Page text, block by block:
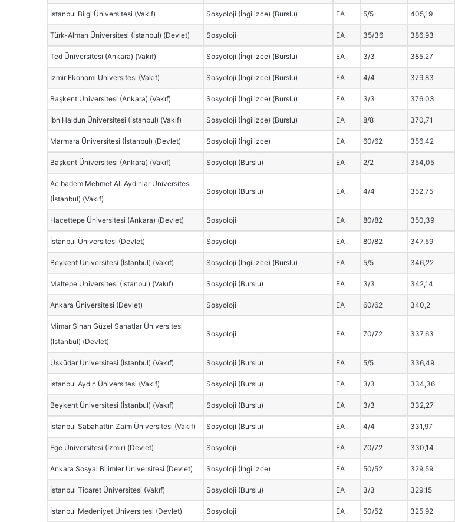
İstanbul Bilgi Üniversitesi (Vakıf) Sosyoloji (İngilizce) (Burslu) EA 5/5 405,19
Türk-Alman Üniversitesi (İstanbul) (Devlet) Sosyoloji EA 35/36 386,93
Ted Üniversitesi (Ankara) (Vakıf) Sosyoloji (İngilizce) (Burslu) EA 3/3 385,27
İzmir Ekonomi Üniversitesi (Vakıf) Sosyoloji (İngilizce) (Burslu) EA 4/4 379,83
Başkent Üniversitesi (Ankara) (Vakıf) Sosyoloji (İngilizce) (Burslu) EA 3/3 376,03
İbn Haldun Üniversitesi (İstanbul) (Vakıf) Sosyoloji (İngilizce) (Burslu) EA 8/8 370,71
Marmara Üniversitesi (İstanbul) (Devlet) Sosyoloji (İngilizce) EA 60/62 356,42
Başkent Üniversitesi (Ankara) (Vakıf) Sosyoloji (Burslu) EA 2/2 354,05
Acıbadem Mehmet Ali Aydınlar Üniversitesi
(İstanbul) (Vakıf)
Sosyoloji (Burslu) EA 4/4 352,75
Hacettepe Üniversitesi (Ankara) (Devlet) Sosyoloji EA 80/82 350,39
İstanbul Üniversitesi (Devlet) Sosyoloji EA 80/82 347,59
Beykent Üniversitesi (İstanbul) (Vakıf) Sosyoloji (İngilizce) (Burslu) EA 5/5 346,22
Maltepe Üniversitesi (İstanbul) (Vakıf) Sosyoloji (Burslu) EA 3/3 342,14
Ankara Üniversitesi (Devlet) Sosyoloji EA 60/62 340,2
Mimar Sinan Güzel Sanatlar Üniversitesi
(İstanbul) (Devlet)
Sosyoloji EA 70/72 337,63
Üsküdar Üniversitesi (İstanbul) (Vakıf) Sosyoloji (Burslu) EA 5/5 336,49
İstanbul Aydın Üniversitesi (Vakıf) Sosyoloji (Burslu) EA 3/3 334,36
Beykent Üniversitesi (İstanbul) (Vakıf) Sosyoloji (Burslu) EA 3/3 332,27
İstanbul Sabahattin Zaim Üniversitesi (Vakıf) Sosyoloji (Burslu) EA 4/4 331,97
Ege Üniversitesi (İzmir) (Devlet) Sosyoloji EA 70/72 330,14
Ankara Sosyal Bilimler Üniversitesi (Devlet) Sosyoloji (İngilizce) EA 50/52 329,59
İstanbul Ticaret Üniversitesi (Vakıf) Sosyoloji (Burslu) EA 3/3 329,15
İstanbul Medeniyet Üniversitesi (Devlet) Sosyoloji EA 50/52 325,92